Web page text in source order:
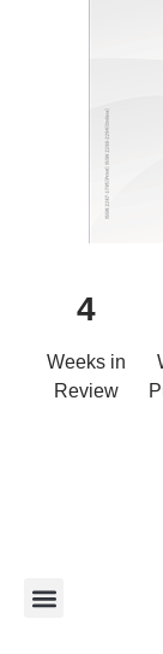
4
Weeks in
Review